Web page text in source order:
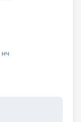
нч